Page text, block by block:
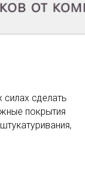
сделать
покрытия